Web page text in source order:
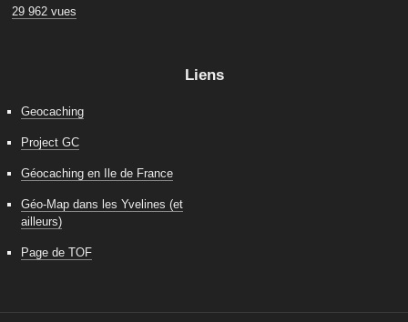
29 962 vues
Liens
Geocaching
Project GC
Géocaching en Ile de France
Géo-Map dans les Yvelines (et
ailleurs)
Page de TOF